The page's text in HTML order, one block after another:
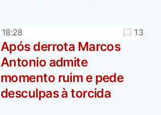
18:28 13
Após derrota Marcos
Antonio admite
momento ruim e pede
desculpas à torcida